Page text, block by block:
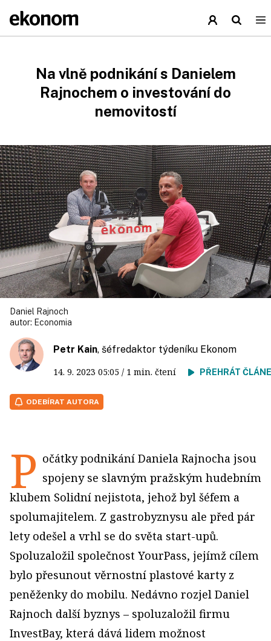
Na vlně podnikání s Danielem
Rajnochem o investování do
nemovitostí
Daniel Rajnoch
autor: Economia
Petr Kain, šéfredaktor týdeníku Ekonom
14. 9. 2023 05:05 / 1 min. čtení PŘEHRÁT
ODEBÍRAT AUTORA
P očátky podnikání Daniela Rajnocha jsou
spojeny se slavným pražským hudebním
klubem Solidní nejistota, jehož byl šéfem a
spolumajitelem. Z gastrobyznysu ale před pár
lety odešel a vrhl se do světa start-upů.
Spoluzaložil společnost YourPass, jejímž cílem
bylo přesunout věrnostní plastové karty z
peněženky do mobilu. Nedávno rozjel Daniel
Rajnoch další byznys – spoluzaložil firmu
InvestBay, která dává lidem možnost